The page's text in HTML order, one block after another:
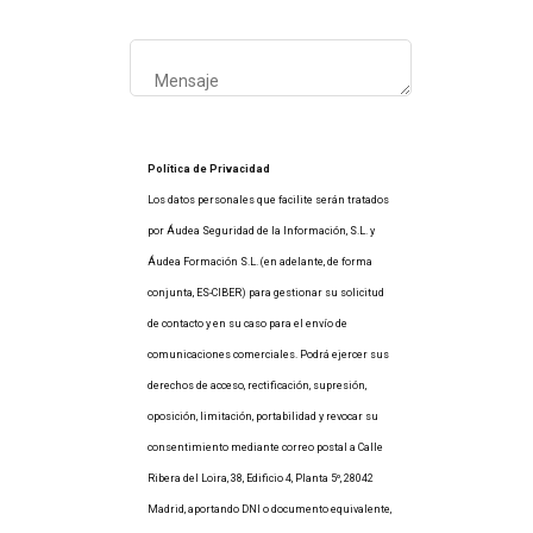
Política de Privacidad
Los datos personales que facilite serán tratados
por Áudea Seguridad de la Información, S.L. y
Áudea Formación S.L. (en adelante, de forma
conjunta, ES-CIBER) para gestionar su solicitud
de contacto y en su caso para el envío de
comunicaciones comerciales. Podrá ejercer sus
derechos de acceso, rectificación, supresión,
oposición, limitación, portabilidad y revocar su
consentimiento mediante correo postal a Calle
Ribera del Loira, 38, Edificio 4, Planta 5º, 28042
Madrid, aportando DNI o documento equivalente,